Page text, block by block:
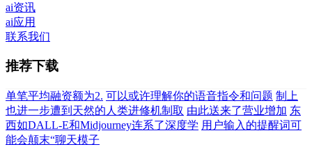
ai资讯
ai应用
联系我们
推荐下载
单笔平均融资额为2. 可以或许理解你的语音指令和问题 制上
也进一步遭到天然的人类进修机制取 由此送来了营业增加 东
西如DALL-E和Midjourney连系了深度学 用户输入的提醒词可
能会颠末“聊天模子